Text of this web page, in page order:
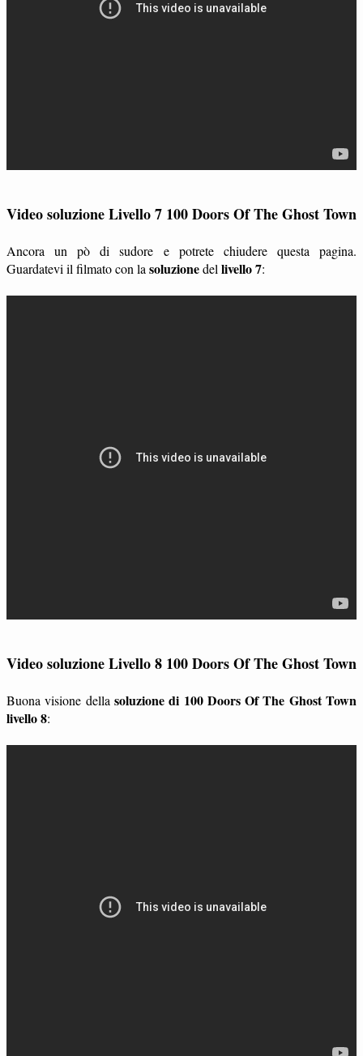
Video soluzione Livello 7 100 Doors Of The Ghost Town
Ancora un pò di sudore e potrete chiudere questa pagina.
Guardatevi il filmato con la soluzionedel livello 7:
Video soluzione Livello 8 100 Doors Of The Ghost Town
Buona visione della soluzione di 100 Doors Of The Ghost Town
livello 8: